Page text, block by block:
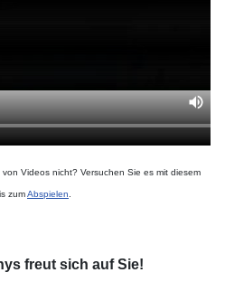
Videos nicht? Versuchen Sie es mit diesem
zumAbspielen
freut sich auf Sie!